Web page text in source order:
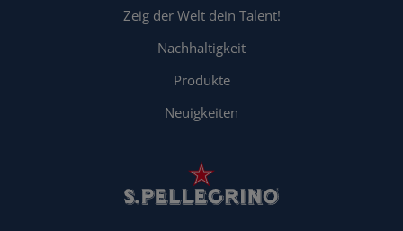
Zeig der Welt dein Talent!
Nachhaltigkeit
Produkte
Neuigkeiten